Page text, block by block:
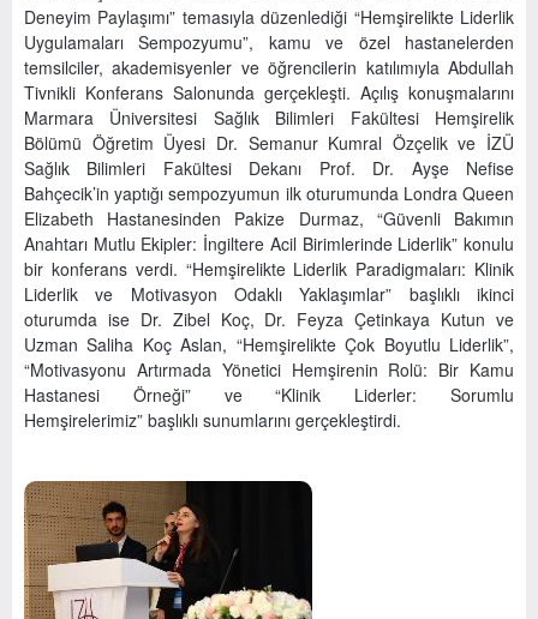
Deneyim Paylaşımı” temasıyla düzenlediği “Hemşirelikte Liderlik
Uygulamaları Sempozyumu”, kamu ve özel hastanelerden
temsilciler, akademisyenler ve öğrencilerin katılımıyla Abdullah
Tivnikli Konferans Salonunda gerçekleşti. Açılış konuşmalarını
Marmara Üniversitesi Sağlık Bilimleri Fakültesi Hemşirelik
Bölümü Öğretim Üyesi Dr. Semanur Kumral Özçelik ve İZÜ
Sağlık Bilimleri Fakültesi Dekanı Prof. Dr. Ayşe Nefise
Bahçecik’in yaptığı sempozyumun ilk oturumunda Londra Queen
Elizabeth Hastanesinden Pakize Durmaz, “Güvenli Bakımın
Anahtarı Mutlu Ekipler: İngiltere Acil Birimlerinde Liderlik” konulu
bir konferans verdi. “Hemşirelikte Liderlik Paradigmaları: Klinik
Liderlik ve Motivasyon Odaklı Yaklaşımlar” başlıklı ikinci
oturumda ise Dr. Zibel Koç, Dr. Feyza Çetinkaya Kutun ve
Uzman Saliha Koç Aslan, “Hemşirelikte Çok Boyutlu Liderlik”,
“Motivasyonu Artırmada Yönetici Hemşirenin Rolü: Bir Kamu
Hastanesi Örneği” ve “Klinik Liderler: Sorumlu
Hemşirelerimiz” başlıklı sunumlarını gerçekleştirdi.